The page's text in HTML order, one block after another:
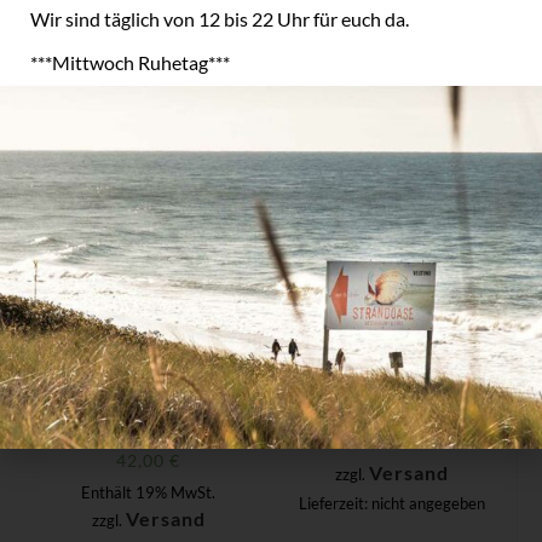
Ähnliche Produkte
Gläser
Wasserglas
“Strandoase Sylt” (6
Stk.)
42,00 €
Enthält 19% MwSt.
zzgl. Versand
Gläser
Weinglas “Strandoase
Sylt” (6 Stk.)
45,00€
zzgl.Versand
Lieferzeit: nicht angegeben
Wir sind täglich von 12 bis 22 Uhrfür euch da.
***Mittwoch Ruhetag***